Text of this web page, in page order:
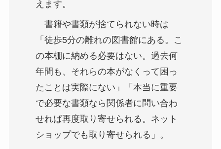
えます。
書籍や書類が捨てられない時は
「徒歩5分の離れの図書館にある。こ
の本棚に納める必要はない。過去何
年間も、それらの本がなくって困っ
たことは実際にない」「本当に重要
で必要な書類なら関係者に問い合わ
せれば再度取り寄せられる。ネット
ショップでも取り寄せられる」。